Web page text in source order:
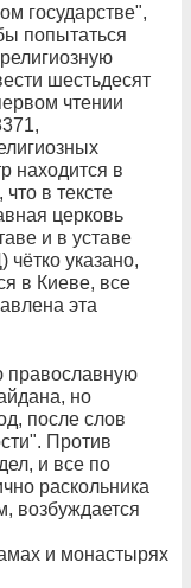
государстве",
попытаться
шестьдесят
чтении
находится в
в тексте
церковь
и в уставе
указано,
в Киеве, все
эта
православную
но
после слов
Против
и все по
раскольника
возбуждается
и монастырях